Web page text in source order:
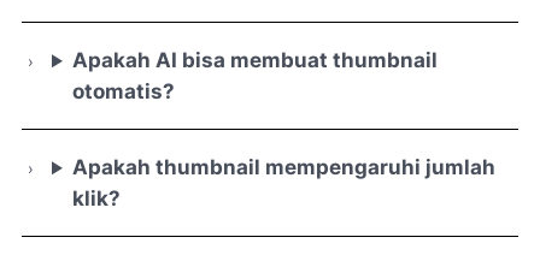
Apakah AI bisa membuat thumbnail
otomatis?
Apakah thumbnail mempengaruhi jumlah
klik?